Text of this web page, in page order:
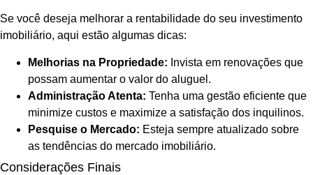
Se você deseja melhorar a rentabilidade do seu investimento
imobiliário, aqui estão algumas dicas:
Melhorias na Propriedade: Invista em renovações que
possam aumentar o valor do aluguel.
Administração Atenta: Tenha uma gestão eficiente que
minimize custos e maximize a satisfação dos inquilinos.
Pesquise o Mercado: Esteja sempre atualizado sobre
as tendências do mercado imobiliário.
Considerações Finais